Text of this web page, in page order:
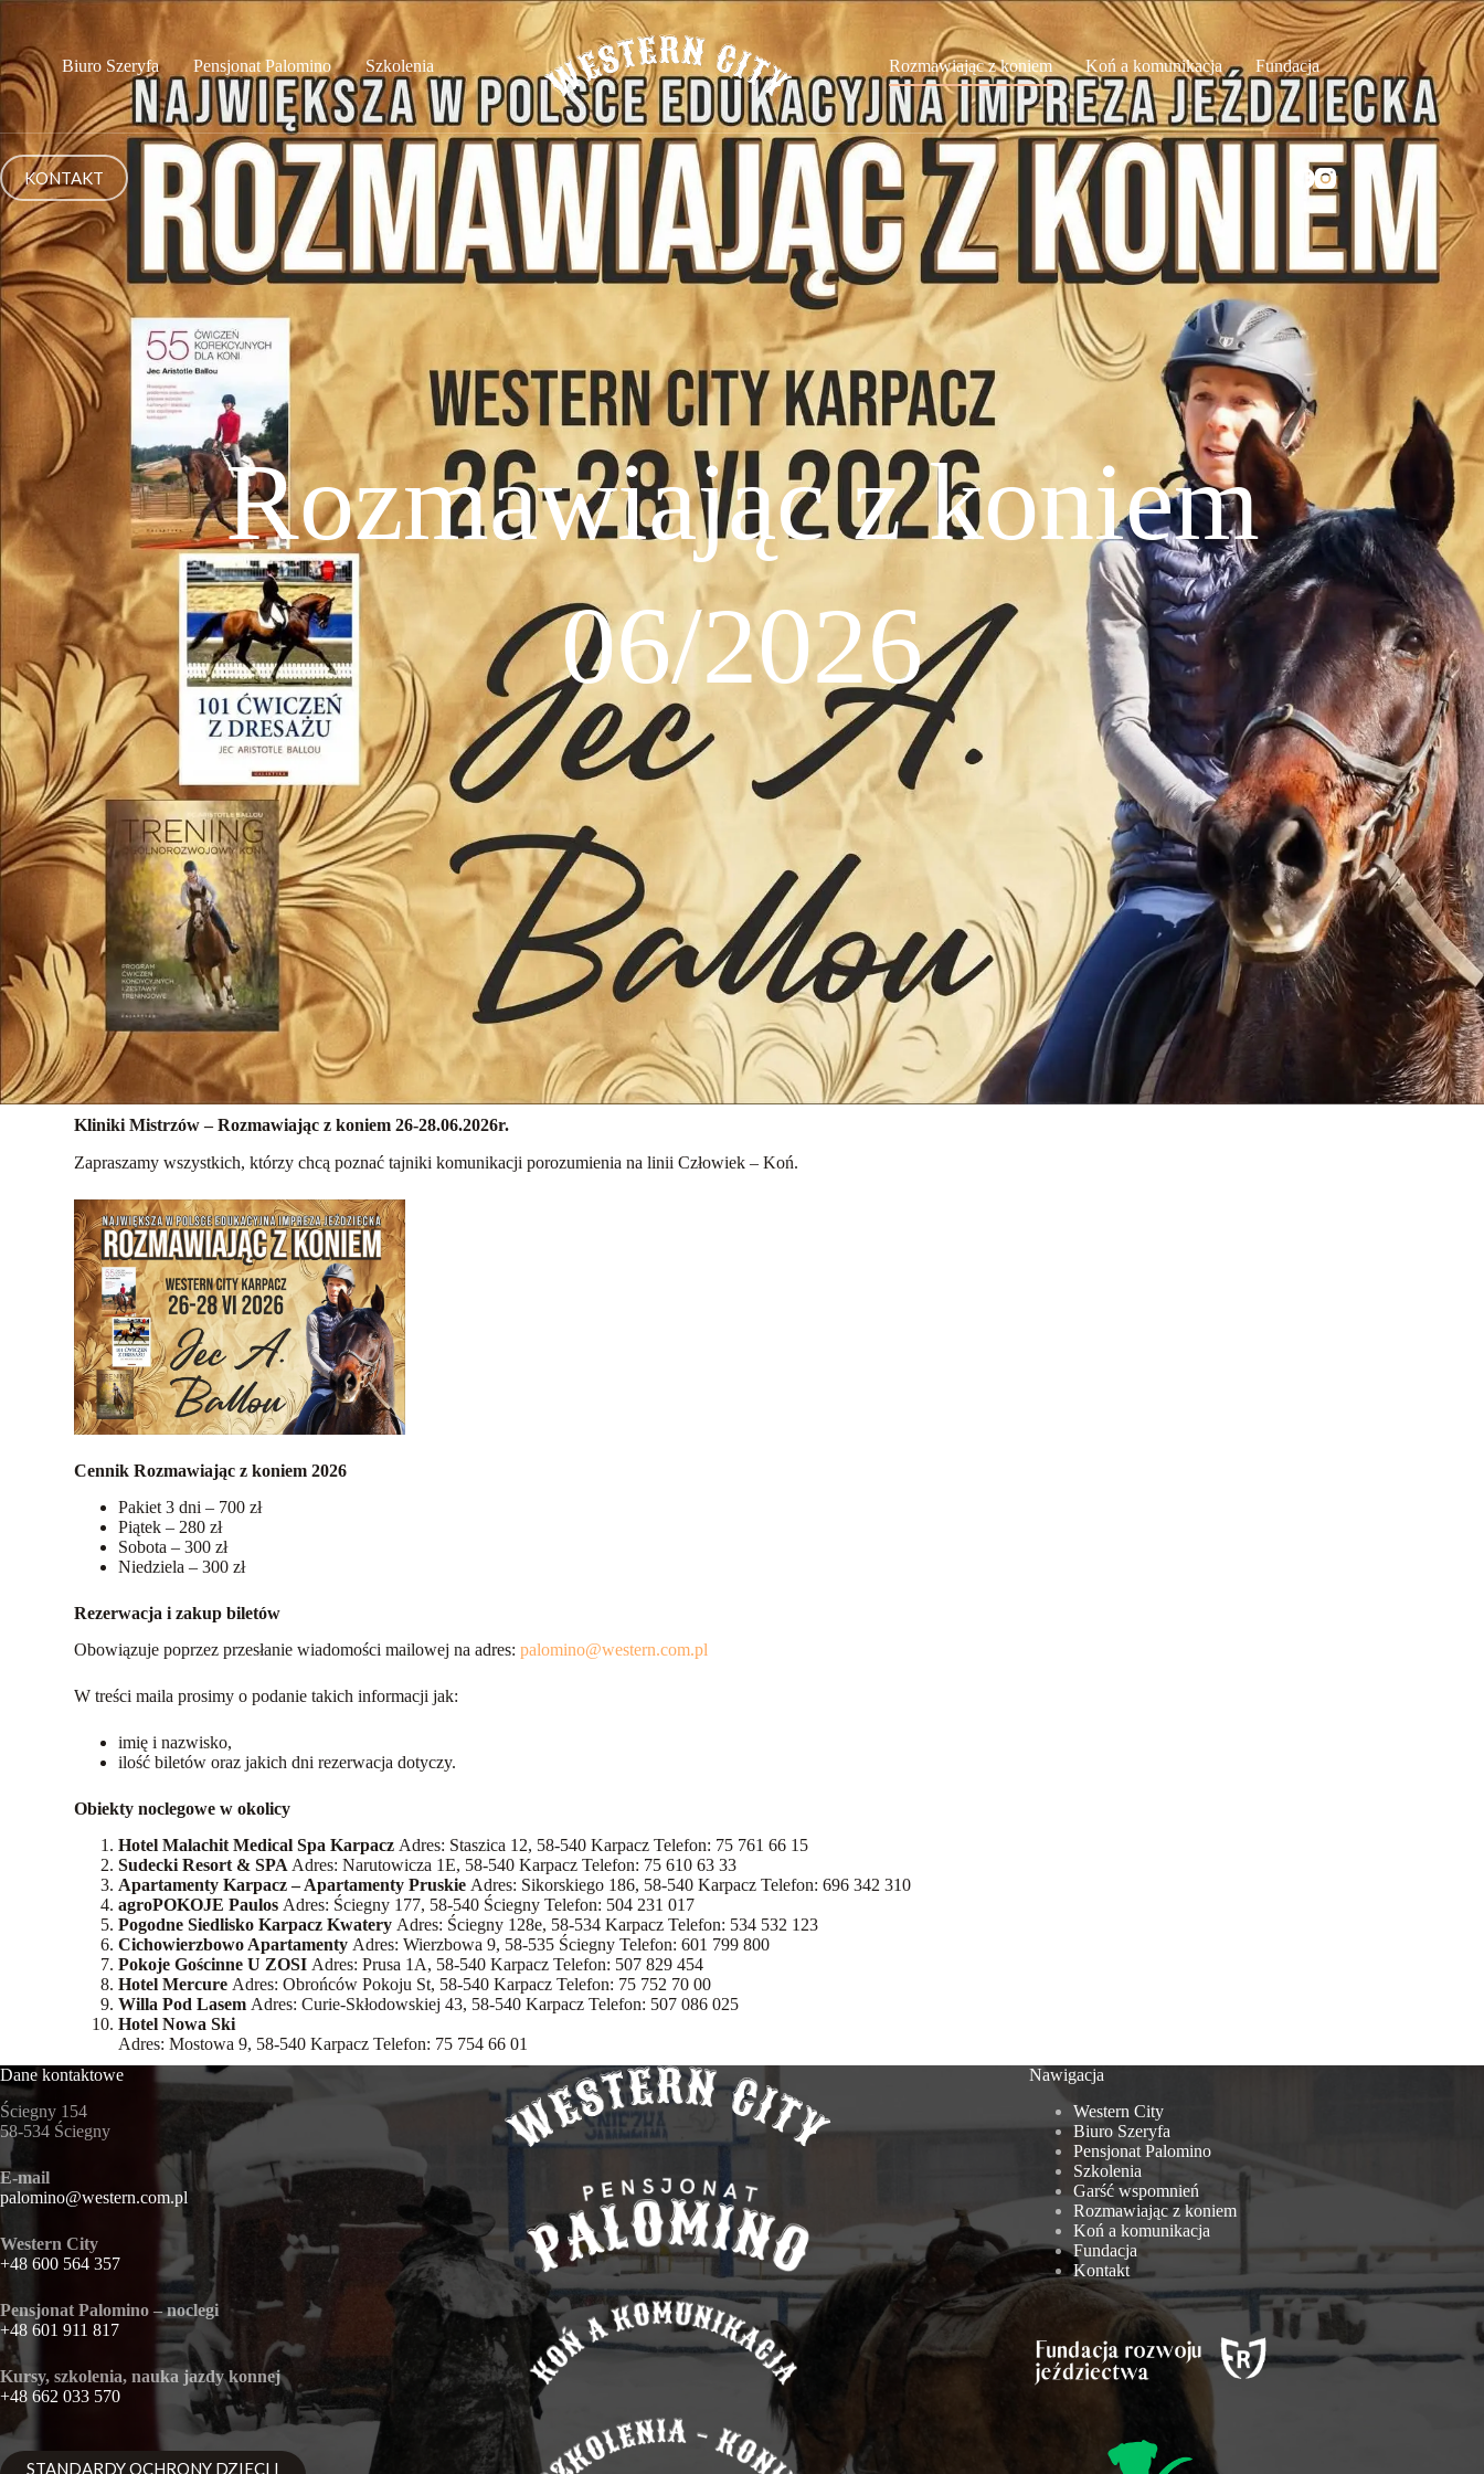
Biuro Szeryfa Pensjonat Palomino Szkolenia Rozmawiając z koniem Koń a komunikacja Fundacja
KONTAKT
Rozmawiając z koniem
06/2026
Kliniki Mistrzów – Rozmawiając z koniem 26-28.06.2026r.
Zapraszamy wszystkich, którzy chcą poznać tajniki komunikacji porozumienia na linii Człowiek – Koń.
Cennik Rozmawiając z koniem 2026
Pakiet 3 dni – 700 zł
Piątek – 280 zł
Sobota – 300 zł
Niedziela – 300 zł
Rezerwacja i zakup biletów
Obowiązuje poprzez przesłanie wiadomości mailowej na adres:palomino@western.com.pl
W treści maila prosimy o podanie takich informacji jak:
imię i nazwisko,
ilość biletów oraz jakich dni rezerwacja dotyczy.
Obiekty noclegowe w okolicy
Hotel Malachit Medical Spa Karpacz Adres: Staszica 12, 58-540 Karpacz Telefon: 75 761 66 15
Sudecki Resort & SPA Adres: Narutowicza 1E, 58-540 Karpacz Telefon: 75 610 63 33
Apartamenty Karpacz – Apartamenty Pruskie Adres: Sikorskiego 186, 58-540 Karpacz Telefon: 696 342 310
agroPOKOJE Paulos Adres: Ściegny 177, 58-540 Ściegny Telefon: 504 231 017
Pogodne Siedlisko Karpacz Kwatery Adres: Ściegny 128e, 58-534 Karpacz Telefon: 534 532 123
Cichowierzbowo Apartamenty Adres: Wierzbowa 9, 58-535 Ściegny Telefon: 601 799 800
Pokoje Gościnne U ZOSI Adres: Prusa 1A, 58-540 Karpacz Telefon: 507 829 454
Hotel Mercure Adres: Obrońców Pokoju St, 58-540 Karpacz Telefon: 75 752 70 00
Willa Pod Lasem Adres: Curie-Skłodowskiej 43, 58-540 Karpacz Telefon: 507 086 025
Hotel Nowa Ski
Adres: Mostowa 9, 58-540 Karpacz Telefon: 75 754 66 01
Dane kontaktowe
Ściegny 154
58-534 Ściegny
E-mail
palomino@western.com.pl
Western City
+48 600 564 357
Pensjonat Palomino – noclegi
+48 601 911 817
Kursy, szkolenia, nauka jazdy konnej
+48 662 033 570
STANDARDY OCHRONY DZIECI I
Nawigacja
Western City
Biuro Szeryfa
Pensjonat Palomino
Szkolenia
Garść wspomnień
Rozmawiając z koniem
Koń a komunikacja
Fundacja
Kontakt